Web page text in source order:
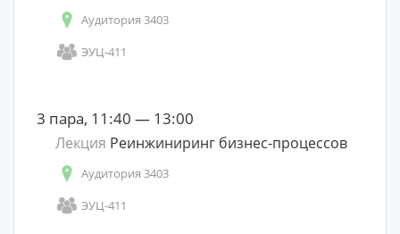
Аудитория 3403
ЭУЦ-411
3 пара, 11:40 — 13:00
Лекция Реинжиниринг бизнес-процессов
Аудитория 3403
ЭУЦ-411